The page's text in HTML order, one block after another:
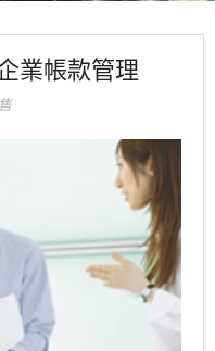
業帳款管理